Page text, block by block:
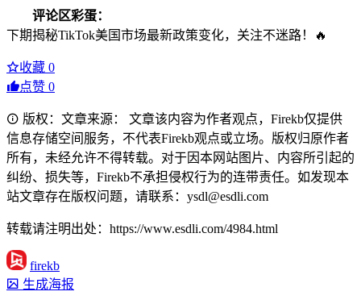
评论区彩蛋：
下期揭秘TikTok美国市场最新政策变化，关注不迷路！🔥
收藏 0
点赞 0
版权：文章来源： 文章该内容为作者观点，Firekb仅提供
信息存储空间服务，不代表Firekb观点或立场。版权归原作者
所有，未经允许不得转载。对于因本网站图片、内容所引起的
纠纷、损失等，Firekb不承担侵权行为的连带责任。如发现本
站文章存在版权问题，请联系：ysdl@esdli.com
转载请注明出处：https://www.esdli.com/4984.html
firekb
生成海报